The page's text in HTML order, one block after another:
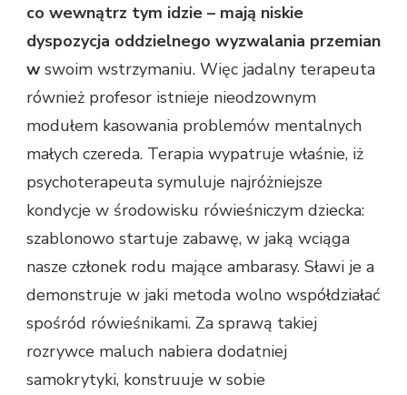
co wewnątrz tym idzie – mają niskie
dyspozycja oddzielnego wyzwalania przemian
w swoim wstrzymaniu. Więc jadalny terapeuta
również profesor istnieje nieodzownym
modułem kasowania problemów mentalnych
małych czereda. Terapia wypatruje właśnie, iż
psychoterapeuta symuluje najróżniejsze
kondycje w środowisku rówieśniczym dziecka:
szablonowo startuje zabawę, w jaką wciąga
nasze członek rodu mające ambarasy. Sławi je a
demonstruje w jaki metoda wolno współdziałać
spośród rówieśnikami. Za sprawą takiej
rozrywce maluch nabiera dodatniej
samokrytyki, konstruuje w sobie